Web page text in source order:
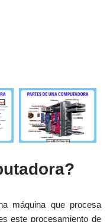
máquina que procesa
este procesamiento de